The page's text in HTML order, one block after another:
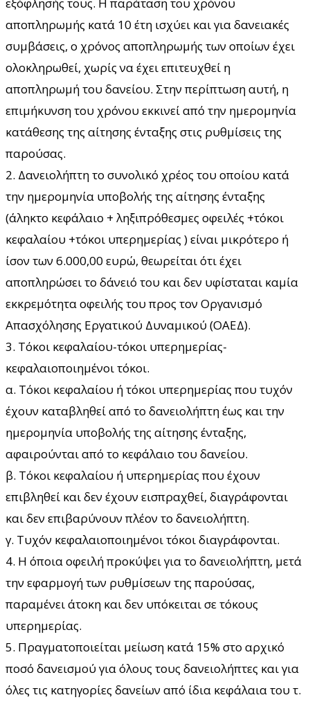
αποπληρωμής κατά 10 έτη ισχύει και για δανειακές
συμβάσεις, ο χρόνος αποπληρωμής των οποίων έχει
ολοκληρωθεί, χωρίς να έχει επιτευχθεί η
αποπληρωμή του δανείου. Στην περίπτωση αυτή, η
επιμήκυνση του χρόνου εκκινεί από την ημερομηνία
κατάθεσης της αίτησης ένταξης στις ρυθμίσεις της
παρούσας.
2. Δανειολήπτη το συνολικό χρέος του οποίου κατά
την ημερομηνία υποβολής της αίτησης ένταξης
(άληκτο κεφάλαιο + ληξιπρόθεσμες οφειλές +τόκοι
κεφαλαίου +τόκοι υπερημερίας ) είναι μικρότερο ή
ίσον των 6.000,00 ευρώ, θεωρείται ότι έχει
αποπληρώσει το δάνειό του και δεν υφίσταται καμία
εκκρεμότητα οφειλής του προς τον Οργανισμό
Απασχόλησης Εργατικού Δυναμικού (ΟΑΕΔ).
3. Τόκοι κεφαλαίου-τόκοι υπερημερίας-
κεφαλαιοποιημένοι τόκοι.
α. Τόκοι κεφαλαίου ή τόκοι υπερημερίας που τυχόν
έχουν καταβληθεί από το δανειολήπτη έως και την
ημερομηνία υποβολής της αίτησης ένταξης,
αφαιρούνται από το κεφάλαιο του δανείου.
β. Τόκοι κεφαλαίου ή υπερημερίας που έχουν
επιβληθεί και δεν έχουν εισπραχθεί, διαγράφονται
και δεν επιβαρύνουν πλέον το δανειολήπτη.
γ. Τυχόν κεφαλαιοποιημένοι τόκοι διαγράφονται.
4. Η όποια οφειλή προκύψει για το δανειολήπτη, μετά
την εφαρμογή των ρυθμίσεων της παρούσας,
παραμένει άτοκη και δεν υπόκειται σε τόκους
υπερημερίας.
5. Πραγματοποιείται μείωση κατά 15% στο αρχικό
ποσό δανεισμού για όλους τους δανειολήπτες και για
όλες τις κατηγορίες δανείων από ίδια κεφάλαια του τ.